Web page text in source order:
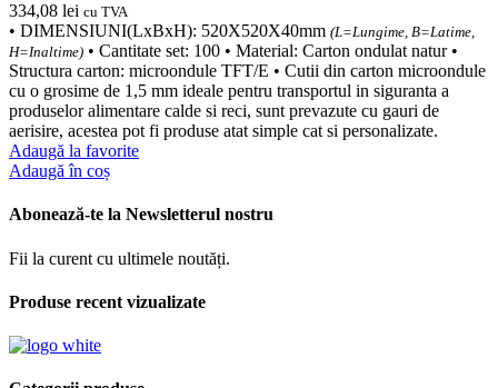
334,08 lei cu TVA
• DIMENSIUNI(LxBxH): 520X520X40mm (L=Lungime, B=Latime,
H=Inaltime) • Cantitate set: 100 • Material: Carton ondulat natur •
Structura carton: microondule TFT/E • Cutii din carton microondule
cu o grosime de 1,5 mm ideale pentru transportul in siguranta a
produselor alimentare calde si reci, sunt prevazute cu gauri de
aerisire, acestea pot fi produse atat simple cat si personalizate.
Adaugă la favorite
Adaugă în coș
Abonează-te la Newsletterul nostru
Fii la curent cu ultimele noutăți.
Produse recent vizualizate